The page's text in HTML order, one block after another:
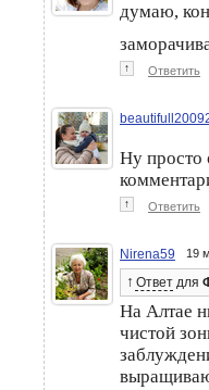
думаю,
↑ Ответить
Ну просто
↑ Ответить
Nirena59 19
↑ Ответ для
На Алтае
чистой